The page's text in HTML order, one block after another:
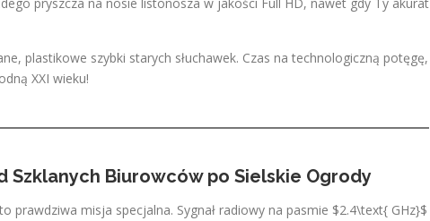
plastikowe szybki starych słuchawek. Czas na technologiczną potęgę,
XXI wieku!
Szklanych Biurowców po Sielskie Ogrody
misja specjalna. Sygnał radiowy na pasmie $2.4\text{ GHz}$